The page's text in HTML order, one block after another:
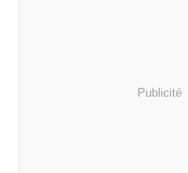
Publicité